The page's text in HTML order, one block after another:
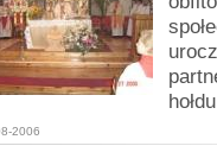
2006